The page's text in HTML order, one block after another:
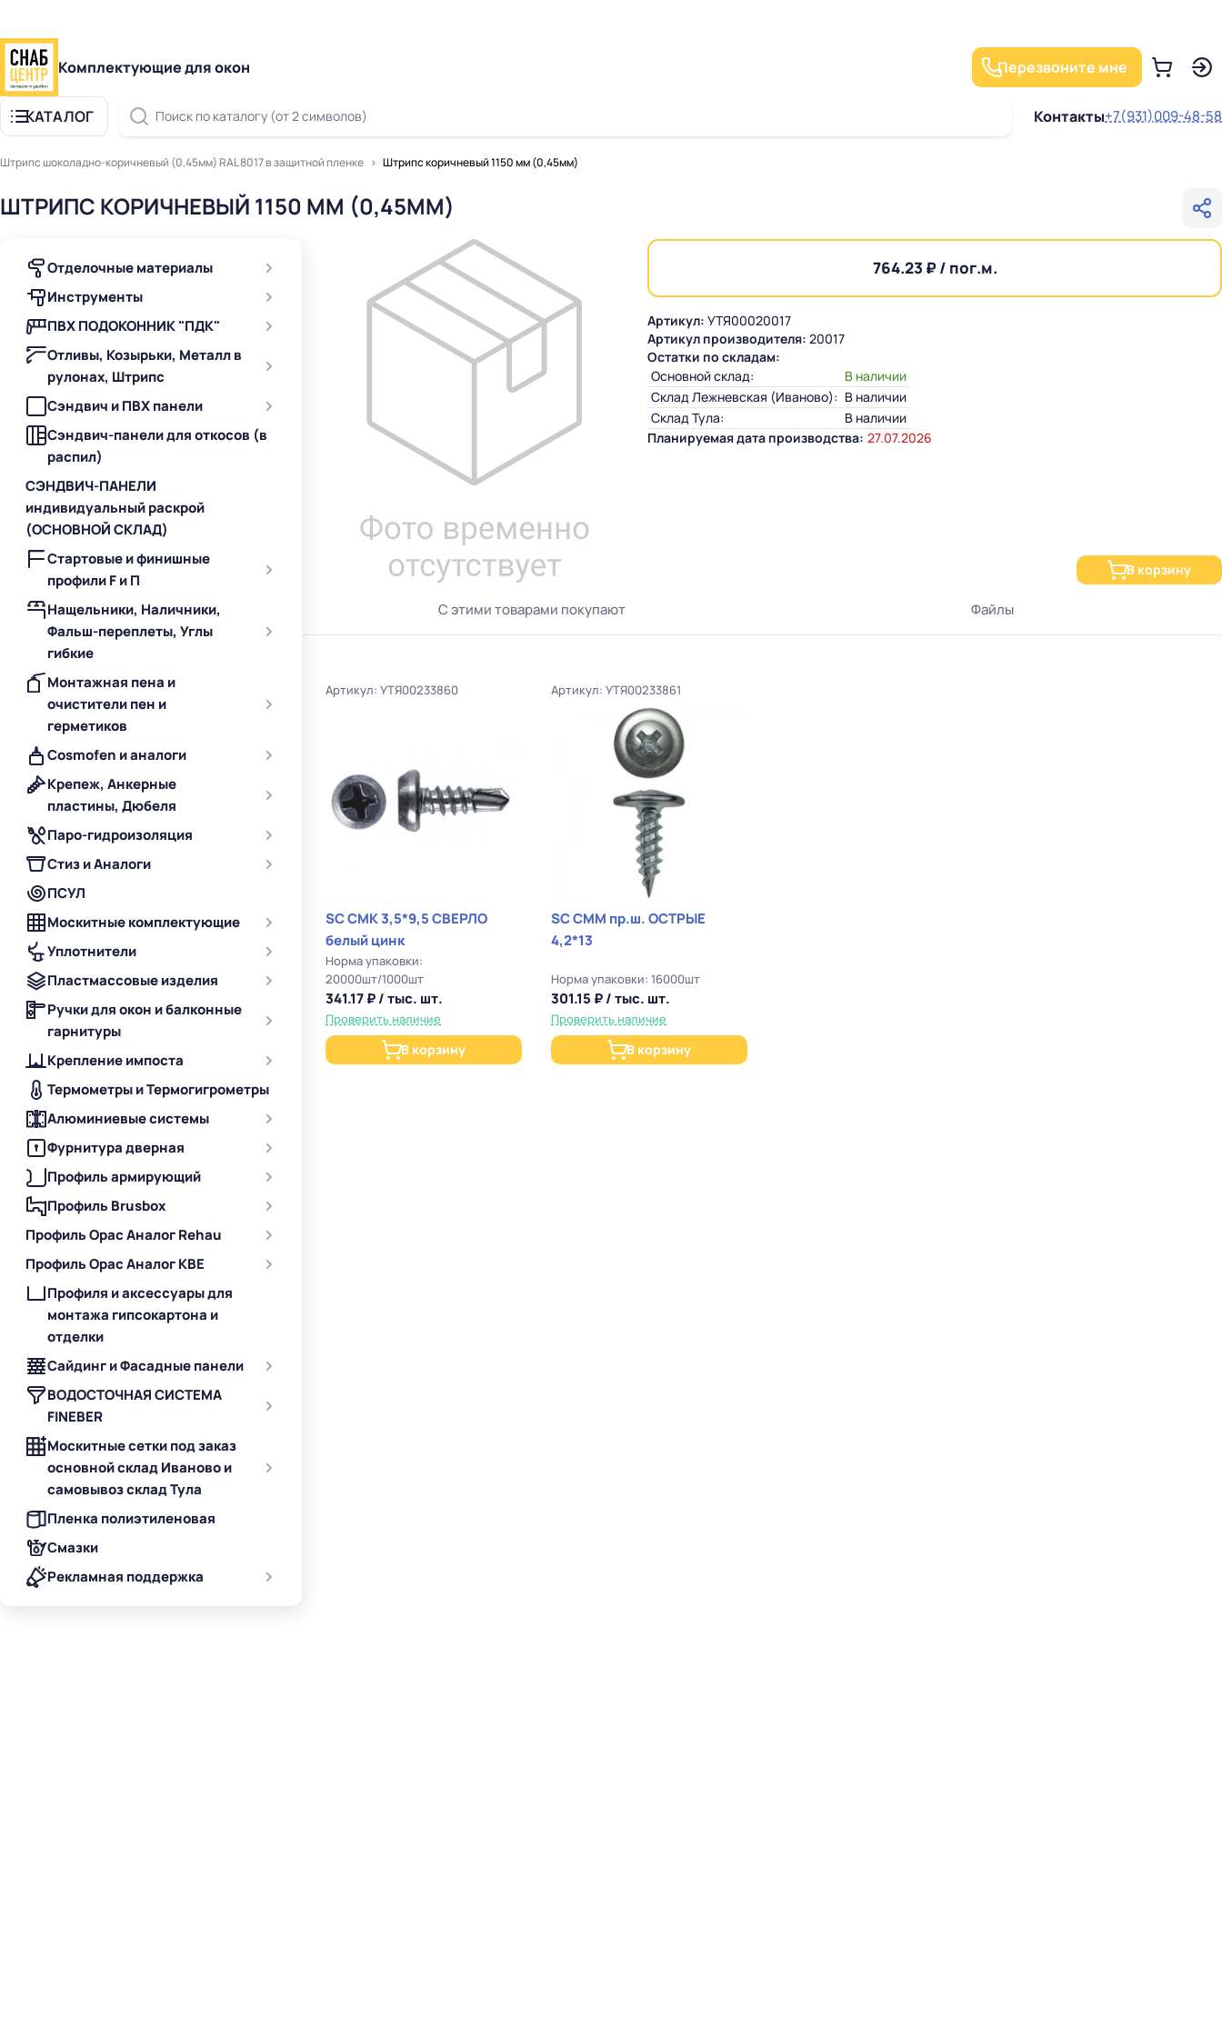
Комплектующие для окон Перезвоните мне
КАТАЛОГ Поиск по каталогу (от 2 символов) Контакты+7(931)009-48-58
Штрипс шоколадно-коричневый (0,45мм) RAL 8017 в защитной пленке Штрипс коричневый 1150 мм (0,45мм)
ШТРИПС КОРИЧНЕВЫЙ 1150 ММ (0,45ММ)
Отделочные материалы
Инструменты
ПВХ ПОДОКОННИК "ПДК"
Отливы, Козырьки, Металл в
рулонах, Штрипс
Сэндвич и ПВХ панели
Сэндвич-панели для откосов (в
распил)
СЭНДВИЧ-ПАНЕЛИ
индивидуальный раскрой
(ОСНОВНОЙ СКЛАД)
Стартовые и финишные
профили F и П
Нащельники, Наличники,
Фальш-переплеты, Углы
гибкие
Монтажная пена и
очистители пен и
герметиков
Cosmofen и аналоги
Крепеж, Анкерные
пластины, Дюбеля
Паро-гидроизоляция
Стиз и Аналоги
ПСУЛ
Москитные комплектующие
Уплотнители
Пластмассовые изделия
Ручки для окон и балконные
гарнитуры
Крепление импоста
Термометры и Термогигрометры
Алюминиевые системы
Фурнитура дверная
Профиль армирующий
Профиль Brusbox
Профиль Орас Аналог Rehau
Профиль Орас Аналог KBE
Профиля и аксессуары для
монтажа гипсокартона и
отделки
Сайдинг и Фасадные панели
ВОДОСТОЧНАЯ СИСТЕМА
FINEBER
Москитные сетки под заказ
основной склад Иваново и
самовывоз склад Тула
Пленка полиэтиленовая
Смазки
Рекламная поддержка
764.23 ₽ / пог.м.
Артикул: УТЯ00020017
Артикул производителя: 20017
Остатки по складам:
Основной склад:
В наличии
Склад Лежневская (Иваново): В наличии
Склад Тула:
В наличии
Планируемая дата производства: 27.07.2026
В корзину
С этими товарами покупают Файлы
Артикул: УТЯ00233860
SC СМК 3,5*9,5 СВЕРЛО
белый цинк
Норма упаковки:
20000шт/1000шт
341.17 ₽ / тыс. шт.
Проверить наличие
В корзину
Артикул: УТЯ00233861
SC СММ пр.ш. ОСТРЫЕ
4,2*13
Норма упаковки: 16000шт
301.15 ₽ / тыс. шт.
Проверить наличие
В корзину